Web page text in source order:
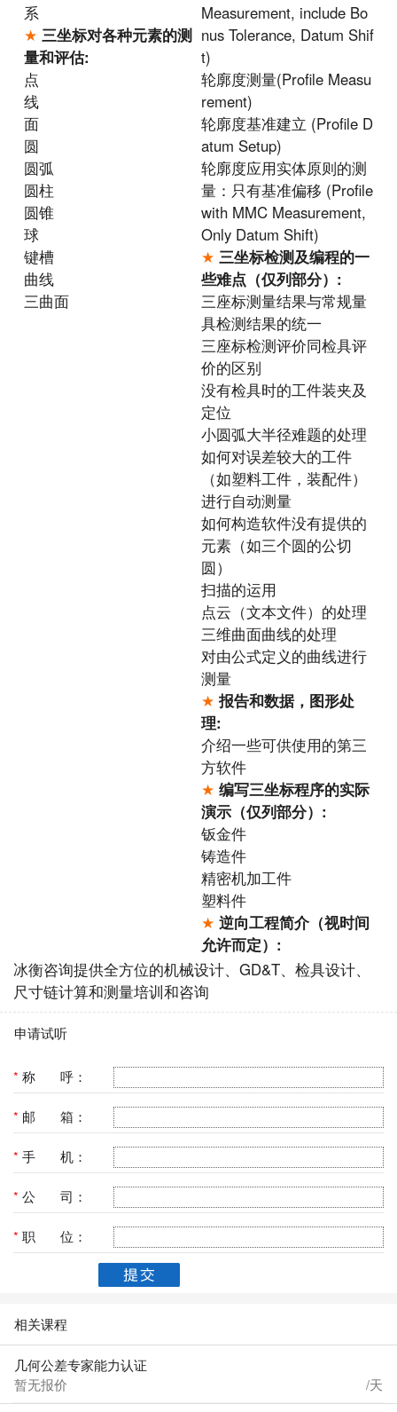
系
★ 三坐标对各种元素的测
量和评估:
点
线
面
圆
圆弧
圆柱
圆锥
球
键槽
曲线
三曲面
Measurement, include Bo
nus Tolerance, Datum Shif
t)
轮廓度测量(Profile Measu
rement)
轮廓度基准建立 (Profile D
atum Setup)
轮廓度应用实体原则的测
量：只有基准偏移 (Profile
with MMC Measurement,
Only Datum Shift)
★ 三坐标检测及编程的一
些难点（仅列部分）:
三座标测量结果与常规量
具检测结果的统一
三座标检测评价同检具评
价的区别
没有检具时的工件装夹及
定位
小圆弧大半径难题的处理
如何对误差较大的工件
（如塑料工件，装配件）
进行自动测量
如何构造软件没有提供的
元素（如三个圆的公切
圆）
扫描的运用
点云（文本文件）的处理
三维曲面曲线的处理
对由公式定义的曲线进行
测量
★ 报告和数据，图形处
理:
介绍一些可供使用的第三
方软件
★ 编写三坐标程序的实际
演示（仅列部分）:
钣金件
铸造件
精密机加工件
塑料件
★ 逆向工程简介（视时间
允许而定）:
冰衡咨询提供全方位的机械设计、GD&T、检具设计、
尺寸链计算和测量培训和咨询
申请试听
* 称 呼：
* 邮 箱：
* 手 机：
* 公 司：
* 职 位：
相关课程
几何公差专家能力认证
暂无报价
/天